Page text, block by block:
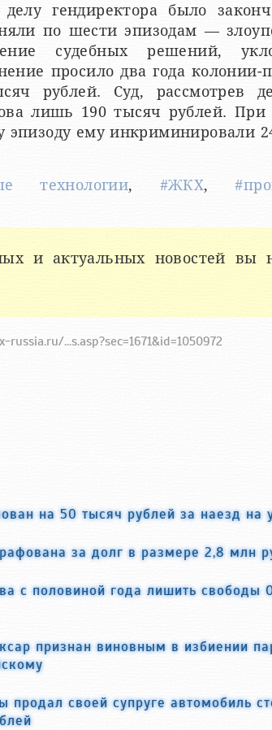
делу гендиректора было
по шести эпизодам —
судебных решений,
просило два года колонии-
рублей. Суд, рассмотрев
лишь 190 тысяч рублей. При
эпизоду ему инкриминировали
технологии, #ЖКХ,
и актуальных новостей вы
...s.asp?sec=1671&id=1050972
на 50 тысяч рублей за наезд на
за долг в размере 2,8 млн
с половиной года лишить свободы
признан виновным в избиении
своей супруге автомобиль